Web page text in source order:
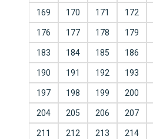
169 170 171 172
176 177 178 179
183 184 185 186
190 191 192 193
197 198 199 200
204 205 206 207
211 212 213 214